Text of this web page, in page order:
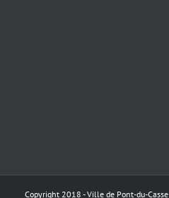
Copyright 2018 - Ville de Pont-du-